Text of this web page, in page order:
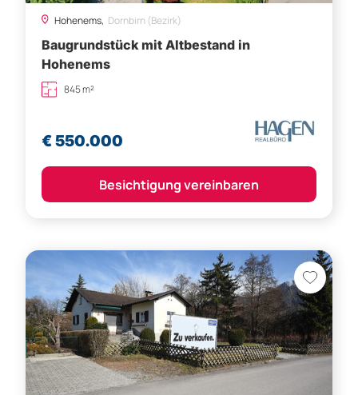
Hohenems, Dornbirn (Bezirk)
Baugrundstück mit Altbestand in
Hohenems
845 m²
€ 550.000
Besichtigung vereinbaren